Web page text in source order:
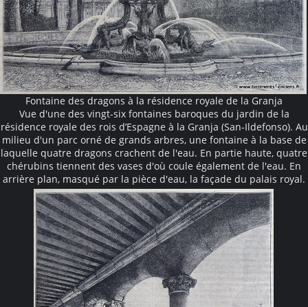
Fontaine des dragons à la résidence royale de la Granja
Vue d'une des vingt-six fontaines baroques du jardin de la
résidence royale des rois d’Espagne à la Granja (San-Ildefonso). Au
milieu d'un parc orné de grands arbres, une fontaine à la base de
laquelle quatre dragons crachent de l'eau. En partie haute, quatre
chérubins tiennent des vases d'où coule également de l'eau. En
arrière plan, masqué par la pièce d'eau, la façade du palais royal.